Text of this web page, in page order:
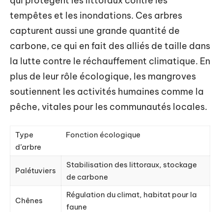
tempêtes et les inondations. Ces arbres
capturent aussi une grande quantité de
carbone, ce qui en fait des alliés de taille dans
la lutte contre le réchauffement climatique. En
plus de leur rôle écologique, les mangroves
soutiennent les activités humaines comme la
pêche, vitales pour les communautés locales.
Type
d’arbre
Fonction écologique
Palétuviers
Stabilisation des littoraux, stockage
de carbone
Chênes
Régulation du climat, habitat pour la
faune